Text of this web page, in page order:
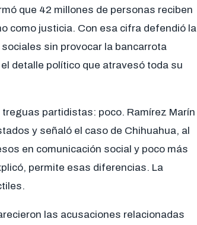
que 42 millones de personas reciben
como justicia. Con esa cifra defendió la
sin provocar la bancarrota
detalle político que atravesó toda su
partidistas: poco. Ramírez Marín
y señaló el caso de Chihuahua, al
en comunicación social y poco más
permite esas diferencias. La
las acusaciones relacionadas